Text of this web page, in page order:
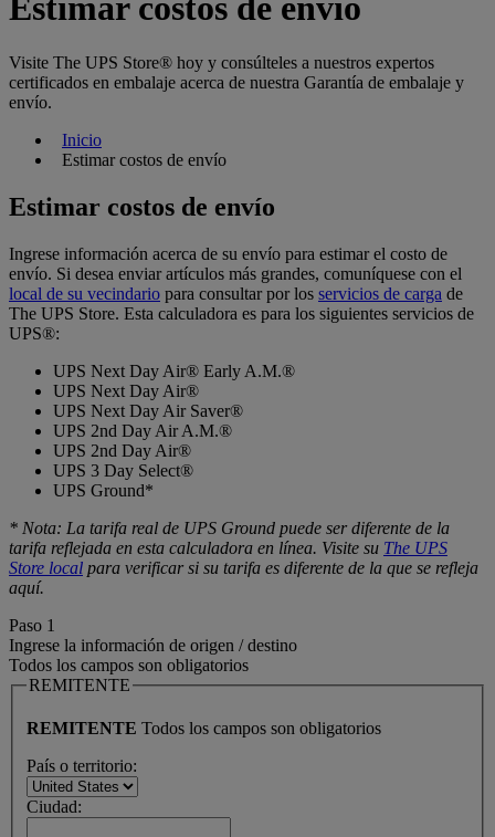
Estimar costos de envío
Visite The UPS Store® hoy y consúlteles a nuestros expertos
certificados en embalaje acerca de nuestra Garantía de embalaje y
envío.
Inicio
Estimar costos de envío
Estimar costos de envío
Ingrese información acerca de su envío para estimar el costo de
envío. Si desea enviar artículos más grandes, comuníquese con el
local de su vecindario para consultar por los servicios de carga de
The UPS Store. Esta calculadora es para los siguientes servicios de
UPS®:
UPS Next Day Air® Early A.M.®
UPS Next Day Air®
UPS Next Day Air Saver®
UPS 2nd Day Air A.M.®
UPS 2nd Day Air®
UPS 3 Day Select®
UPS Ground*
* Nota: La tarifa real de UPS Ground puede ser diferente de la
tarifa reflejada en esta calculadora en línea. Visite su The UPS
Store local para verificar si su tarifa es diferente de la que se refleja
aquí.
Paso 1
Ingrese la información de origen / destino
Todos los campos son obligatorios
REMITENTE
REMITENTE Todos los campos son obligatorios
País o territorio:
Ciudad: